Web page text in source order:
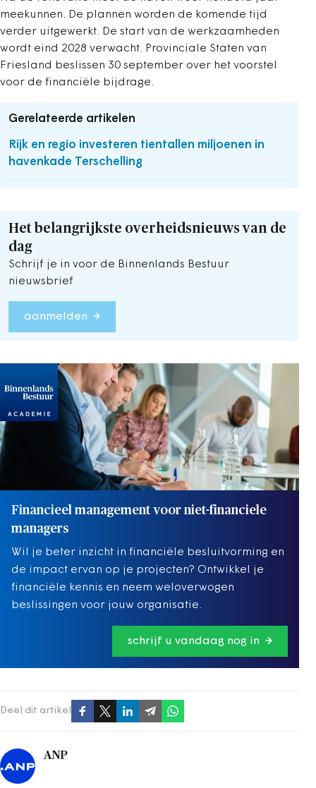
meekunnen. De plannen worden de komende tijd
verder uitgewerkt. De start van de werkzaamheden
wordt eind 2028 verwacht. Provinciale Staten van
Friesland beslissen 30 september over het voorstel
voor de financiële bijdrage.
Gerelateerde artikelen
Rijk en regio investeren tientallen miljoenen in
havenkade Terschelling
Het belangrijkste overheidsnieuws van de
dag
Schrijf je in voor de Binnenlands Bestuur
nieuwsbrief
aanmelden
Financieel management voor niet-financiele
managers
Wil je beter inzicht in financiële besluitvorming en
de impact ervan op je projecten? Ontwikkel je
financiële kennis en neem weloverwogen
beslissingen voor jouw organisatie.
schrijf u vandaag nog in
Deel dit artikel
ANP